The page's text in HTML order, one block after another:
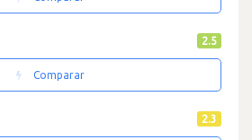
2.5
Comparar
2.3